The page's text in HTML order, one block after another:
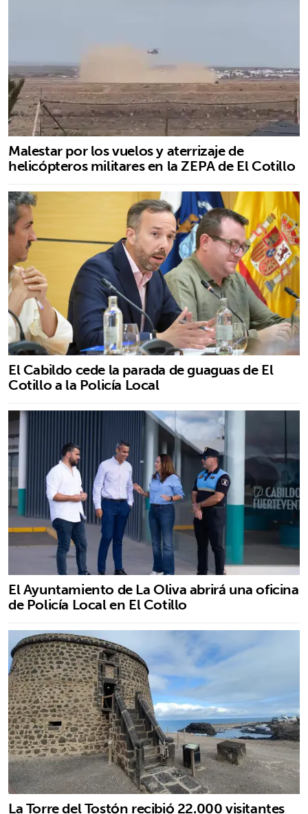
Malestar por los vuelos y aterrizaje de
helicópteros militares en la ZEPA de El Cotillo
El Cabildo cede la parada de guaguas de El
Cotillo a la Policía Local
El Ayuntamiento de La Oliva abrirá una oficina
de Policía Local en El Cotillo
La Torre del Tostón recibió 22.000 visitantes